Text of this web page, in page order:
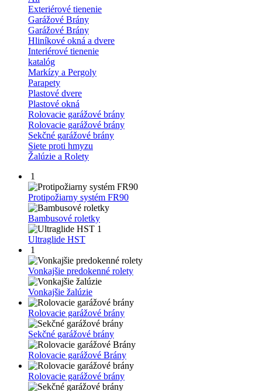
Exteriérové tienenie
Garážové Brány
Garážové Brány
Hliníkové okná a dvere
Interiérové tienenie
katalóg
Markízy a Pergoly
Parapety
Plastové dvere
Plastové okná
Rolovacie garážové brány
Rolovacie garážové brány
Sekčné garážové brány
Siete proti hmyzu
Žalúzie a Rolety
1
Protipožiarny systém FR90
Bambusové roletky
1
Ultraglide HST
1
Vonkajšie predokenné rolety
Vonkajšie žalúzie
Rolovacie garážové brány
Sekčné garážové brány
Rolovacie garážové Brány
Rolovacie garážové brány